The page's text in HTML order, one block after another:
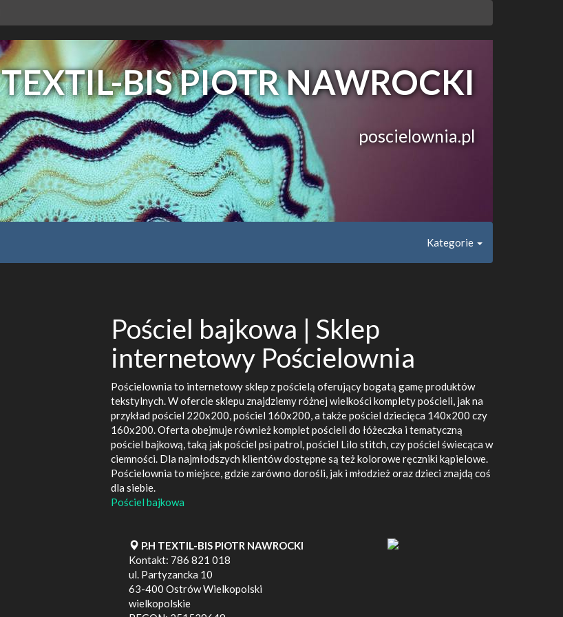
BIS PIOTR NAWROCKI
poscielownia.pl
Kategorie
Pościel bajkowa | Sklep
internetowy Pościelownia
Pościelownia to internetowy sklep z pościelą oferujący bogatą gamę produktów
tekstylnych. W ofercie sklepu znajdziemy różnej wielkości komplety pościeli, jak na
przykład pościel 220x200, pościel 160x200, a także pościel dziecięca 140x200 czy
160x200. Oferta obejmuje również komplet pościeli do łóżeczka i tematyczną
pościel bajkową, taką jak pościel psi patrol, pościel Lilo stitch, czy pościel świecąca w
ciemności. Dla najmłodszych klientów dostępne są też kolorowe ręczniki kąpielowe.
Pościelownia to miejsce, gdzie zarówno dorośli, jak i młodzież oraz dzieci znajdą coś
dla siebie.
Pościel bajkowa
P.H TEXTIL-BIS PIOTR NAWROCKI
Kontakt: 786 821 018
ul. Partyzancka 10
63-400 Ostrów Wielkopolski
wielkopolskie